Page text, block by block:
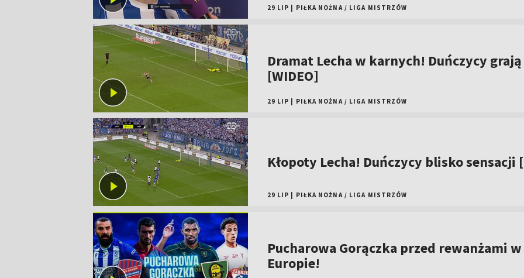
29 LIP PIŁKA NOŻNA / LIGA MISTRZÓW
Dramat Lecha w karnych! Duńczycy
[WIDEO]
29 LIP PIŁKA NOŻNA / LIGA MISTRZÓW
Kłopoty Lecha! Duńczycy blisko sensacji
29 LIP PIŁKA NOŻNA / LIGA MISTRZÓW
Pucharowa Gorączka przed rewanżami w
Europie!